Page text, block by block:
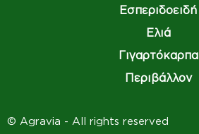
Εσπεριδοειδή
Ελιά
Γιγαρτόκαρπα
Περιβάλλον
© Agravia - All rights reserved